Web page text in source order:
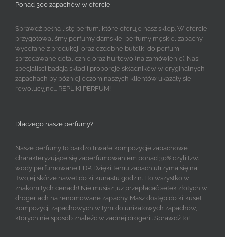
Ponad 300 zapachów w ofercie
Sprawdź pełną listę perfum, które oferuje nasz sklep. W ofercie
przygotowaliśmy perfumy damskie, perfumy męskie, zapachy
wycofane z produkcji oraz ozdobne butelki do perfum
sprzedawane detalicznie oraz hurtowo (na zamówienie). Nasi
specjaliści badają skład i proporcje składników w oryginalnych
zapachach by później oczom naszych klientów ukazały się
rewolucyjne... REPLIKI PERFUM!
Dlaczego nasze perfumy?
Nasze perfumy to bardzo trwałe kompozycje zapachowe
charakteryzujące się zaperfumowaniem ponad 30% czyli tzw.
wody perfumowane EDP. Dzięki temu zapach utrzyma się na
Twojej skórze nawet do kilkunastu godzin. I to wszystko w
znakomitych cenach! Nie musisz już przepłacać setek złotych w
drogeriach na renomowane zapachy. Masz dostęp do kilkuset
kompozycji zapachowych w tym do unikatowych zapachów,
których nie sposób znaleźć w żadnej drogerii. Sprawdź to!